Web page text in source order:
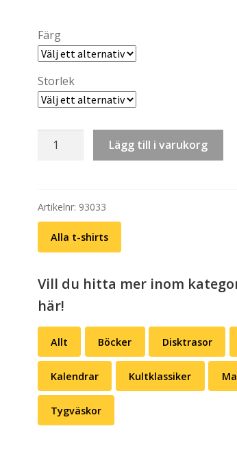
Färg
Storlek
-
Om
man
kidnappar
student
(välj
färg)
mängd
Lägg till i varukorg
Artikelnr: 93033
Alla t-shirts
Vill du hitta mer inom
här!
Allt Böcker Disktrasor
Kalendrar Kultklassiker
Tygväskor